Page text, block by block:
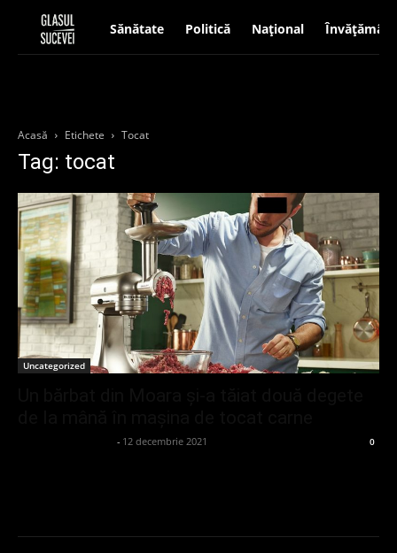
Sănătate Politică Național Învățământ
Acasă Etichete Tocat
Tag: tocat
Uncategorized
- 12 decembrie 2021 0